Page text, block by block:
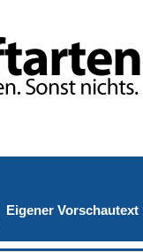
Eigener Vorschautext